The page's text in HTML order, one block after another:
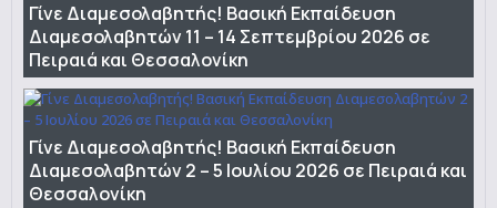
Γίνε Διαμεσολαβητής! Βασική Εκπαίδευση
Διαμεσολαβητών 11 – 14 Σεπτεμβρίου 2026 σε
Πειραιά και Θεσσαλονίκη
Γίνε Διαμεσολαβητής! Βασική Εκπαίδευση
Διαμεσολαβητών 2 – 5 Ιουλίου 2026 σε Πειραιά και
Θεσσαλονίκη